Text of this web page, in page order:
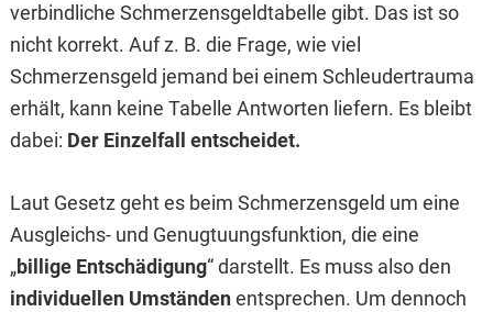
verbindliche Schmerzensgeldtabelle gibt. Das ist so
nicht korrekt. Auf z. B. die Frage, wie viel
Schmerzensgeld jemand bei einem Schleudertrauma
erhält, kann keine Tabelle Antworten liefern. Es bleibt
dabei: Der Einzelfall entscheidet.
Laut Gesetz geht es beim Schmerzensgeld um eine
Ausgleichs- und Genugtuungsfunktion, die eine
„billige Entschädigung“ darstellt. Es muss also den
individuellen Umständenentsprechen. Um dennoch